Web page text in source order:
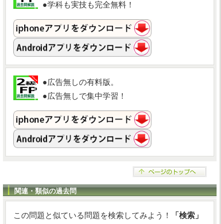
●学科も実技も完全無料！
●広告無しの有料版。
●広告無しで集中学習！
関連・類似の過去問
この問題と似ている問題を検索してみよう！
「検索」